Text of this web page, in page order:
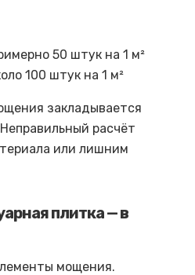
50 штук на 1 м²
100 штук на 1 м²
закладывается
расчёт
или лишним
плитка — в
мощения.